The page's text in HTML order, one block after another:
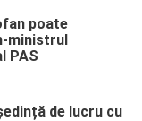
poate
ministrul
PAS
de lucru cu